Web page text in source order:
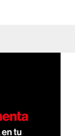
author/cristobal-